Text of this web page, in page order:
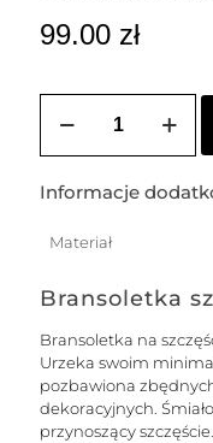
99.00 zł
Bransoletka
szczęście
większą
kuleczką
Informacje
Materiał
Bransoletka
Bransoletka na
Urzeka swoim
pozbawiona
dekoracyjnych.
przynoszący